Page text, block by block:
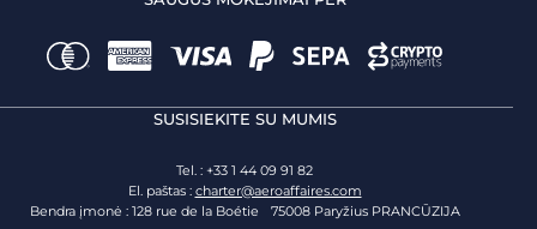
SUSISIEKITE SU MUMIS
Tel. : +33 1 44 09 91 82
El. paštas : charter@aeroaffaires.com
Bendra įmonė : 128 rue de la Boétie 75008 Paryžius PRANCŪZIJA